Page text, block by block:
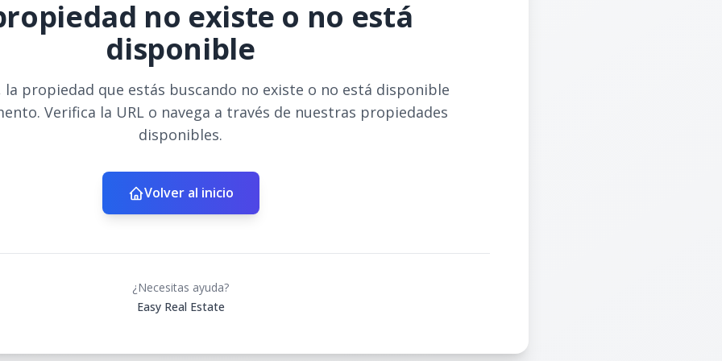
no existe o no está
disponible
propiedad que estás buscando no existe o no está disponible
Verifica la URL o navega a través de nuestras propiedades
disponibles.
Volver al inicio
¿Necesitas ayuda?
Easy Real Estate